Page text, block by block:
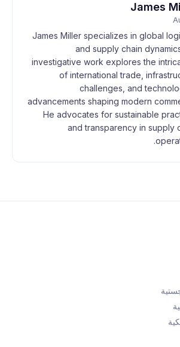
James
James Miller specializes in global
and supply chain
investigative work explores the
of international trade,
challenges, and
advancements shaping modern
He advocates for sustainable
and transparency in supply